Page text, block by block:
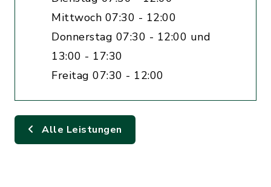
Mittwoch 07:30 - 12:00
Donnerstag 07:30 - 12:00 und
13:00 - 17:30
Freitag 07:30 - 12:00
Alle Leistungen